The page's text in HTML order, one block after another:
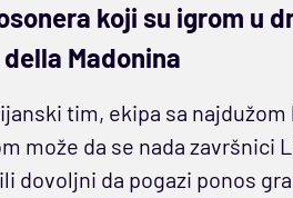
koji su igrom u
Madonina
tim, ekipa sa
može da se nada završnici
dovoljni da pogazi ponos